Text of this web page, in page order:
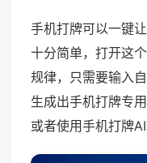
手机打牌可以一键
十分简单，打开这
规律，只需要输入
生成出手机打牌专
或者使用手机打牌